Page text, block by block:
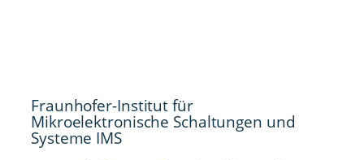
Fraunhofer-Institut für
Mikroelektronische Schaltungen und
Systeme IMS